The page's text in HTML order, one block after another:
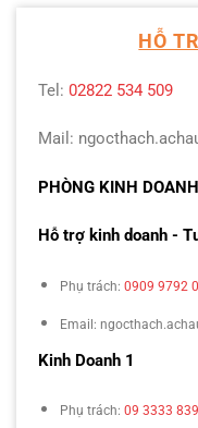
HỖ
Tel: 02822 534 509
Mail:
PHÒNG KINH
Hỗ trợ kinh doanh -
Phụ trách: 0909 9792
Email:
Kinh Doanh 1
Phụ trách: 09 3333